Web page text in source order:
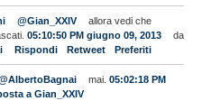
@Gian_XXIV
allora vedi che
05:10:50 PM giugno 09, 2013
da
Rispondi Retweet Preferiti
mai. 05:02:18 PM
a Gian_XXIV